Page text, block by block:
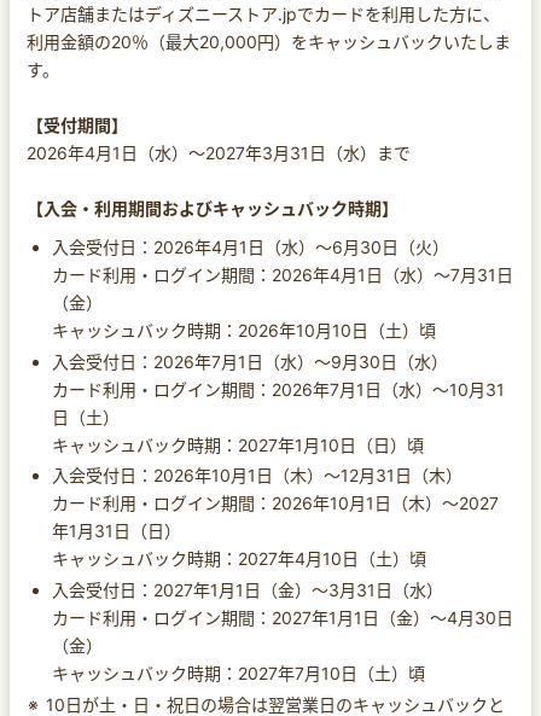
トア店舗またはディズニーストア.jpでカードを利用した方に、
利用金額の20％（最大20,000円）をキャッシュバックいたしま
す。
【受付期間】
2026年4月1日（水）～2027年3月31日（水）まで
【入会・利用期間およびキャッシュバック時期】
入会受付日：2026年4月1日（水）～6月30日（火）
カード利用・ログイン期間：2026年4月1日（水）～7月31日
（金）
キャッシュバック時期：2026年10月10日（土）頃
入会受付日：2026年7月1日（水）～9月30日（水）
カード利用・ログイン期間：2026年7月1日（水）～10月31
日（土）
キャッシュバック時期：2027年1月10日（日）頃
入会受付日：2026年10月1日（木）～12月31日（木）
カード利用・ログイン期間：2026年10月1日（木）～2027
年1月31日（日）
キャッシュバック時期：2027年4月10日（土）頃
入会受付日：2027年1月1日（金）～3月31日（水）
カード利用・ログイン期間：2027年1月1日（金）～4月30日
（金）
キャッシュバック時期：2027年7月10日（土）頃
10日が土・日・祝日の場合は翌営業日のキャッシュバックと